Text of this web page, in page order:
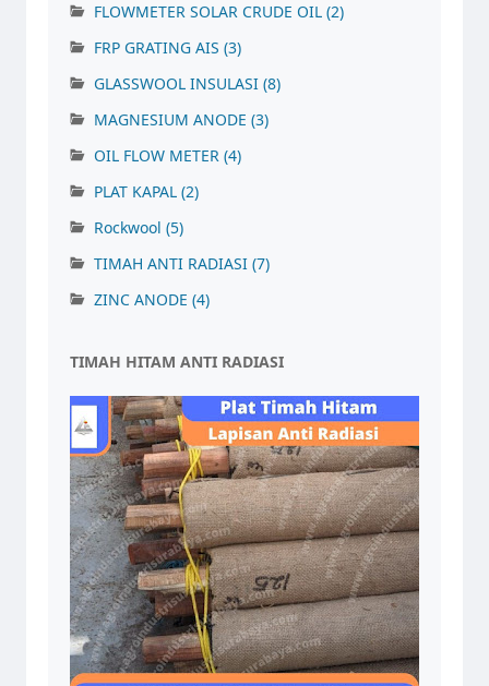
FLOWMETER SOLAR CRUDE OIL (2)
FRP GRATING AIS (3)
GLASSWOOL INSULASI (8)
MAGNESIUM ANODE (3)
OIL FLOW METER (4)
PLAT KAPAL (2)
Rockwool (5)
TIMAH ANTI RADIASI (7)
ZINC ANODE (4)
TIMAH HITAM ANTI RADIASI